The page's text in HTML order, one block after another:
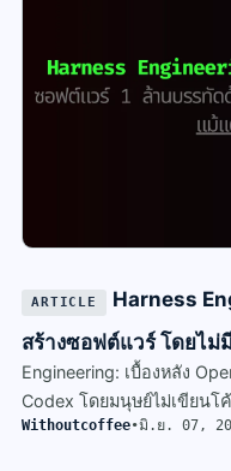
ARTICLE
Harness
สร้างซอฟต์แวร์ โดยไ
Engineering: เบื้องหลัง
Codex โดยมนุษย์ไม่เขียนโ
Withoutcoffee•มิ.ย. 07,